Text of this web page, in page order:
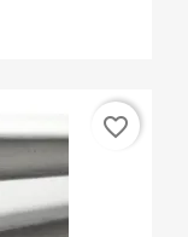
favorite_border